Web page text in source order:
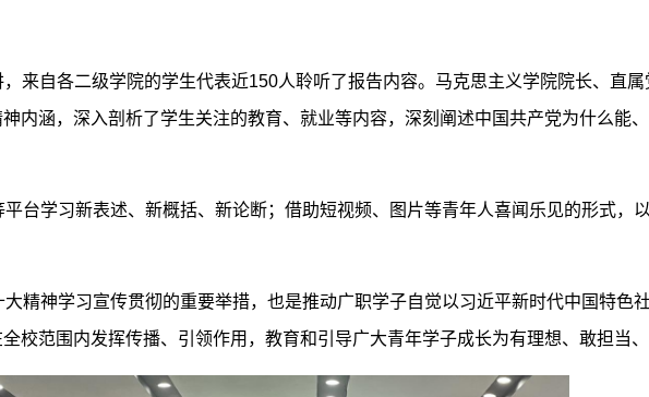
来自各二级学院的学生代表近150人聆听了报告内容。马克思主义学院院长、直
内涵，深入剖析了学生关注的教育、就业等内容，深刻阐述中国共产党为什么能
台学习新表述、新概括、新论断；借助短视频、图片等青年人喜闻乐见的形式，
精神学习宣传贯彻的重要举措，也是推动广职学子自觉以习近平新时代中国特色
校范围内发挥传播、引领作用，教育和引导广大青年学子成长为有理想、敢担当